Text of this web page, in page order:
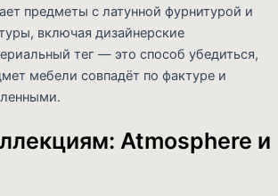
предметы с латунной фурнитурой и
включая дизайнерские
тег — это способ убедиться,
мебели совпадёт по фактуре и
Atmosphere и